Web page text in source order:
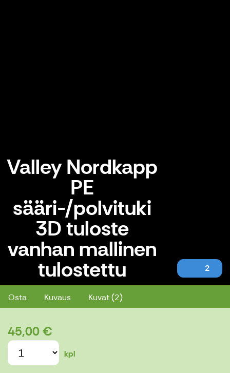
Valley Nordkapp
PE
sääri-/polvituki
3D tuloste
vanhan mallinen
tulostettu 2Valley Nordkapp PE sääri-/polvituki 3D tuloste vanhan mallinen tulostettu
Osta Kuvaus Kuvat (2)
45,00 €
kpl